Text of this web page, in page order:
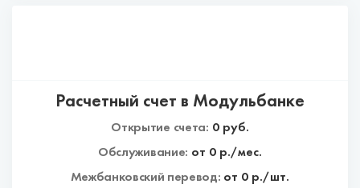
Расчетный счет в Модульбанке
Открытие счета: 0руб.
Обслуживание: от 0р./мес.
Межбанковский перевод: от 0 р./шт.